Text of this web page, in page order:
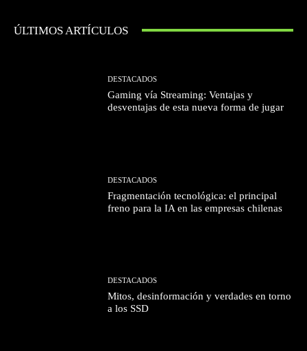
ÚLTIMOS ARTÍCULOS
DESTACADOS
Gaming vía Streaming: Ventajas y
desventajas de esta nueva forma de jugar
DESTACADOS
Fragmentación tecnológica: el principal
freno para la IA en las empresas chilenas
DESTACADOS
Mitos, desinformación y verdades en torno
a los SSD